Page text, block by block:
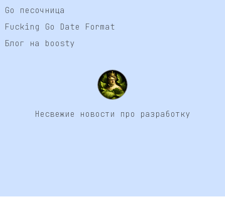
Go песочница
Fucking Go Date Format
Блог на boosty
Несвежие новости про разработку